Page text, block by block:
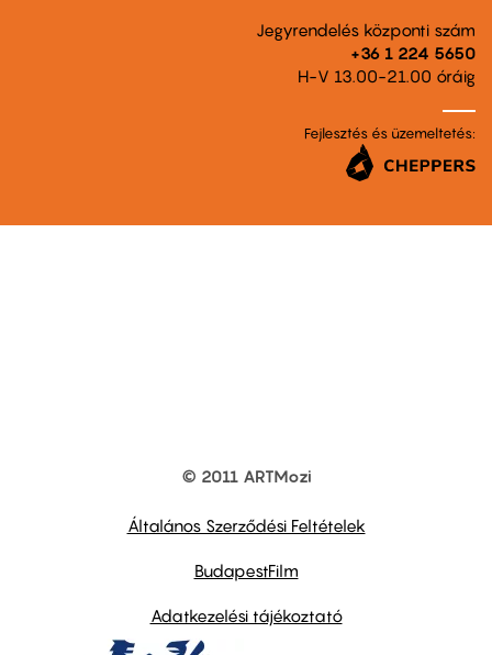
Jegyrendelés központi szám
+36 1 224 5650
H-V 13.00-21.00 óráig
Fejlesztés és üzemeltetés:
© 2011 ARTMozi
Általános Szerződési Feltételek
BudapestFilm
Adatkezelési tájékoztató